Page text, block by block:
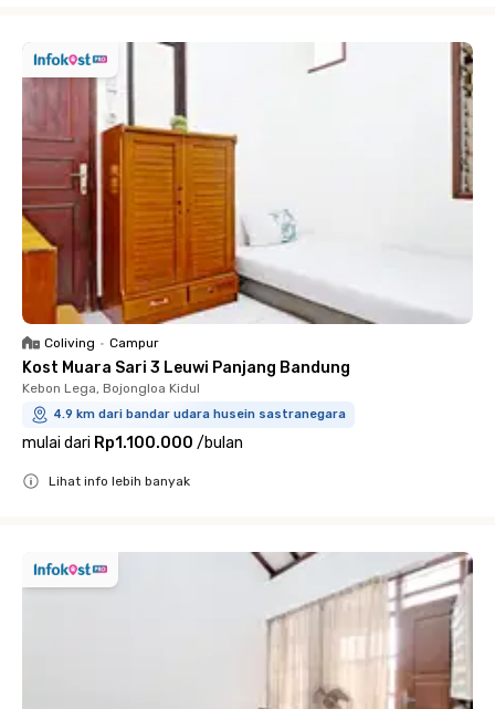
Coliving • Campur
Kost Muara Sari 3 Leuwi Panjang Bandung
Kebon Lega, Bojongloa Kidul
4.9 km dari bandar udara husein sastranegara
mulai dari Rp1.100.000 /bulan
Lihat info lebih banyak